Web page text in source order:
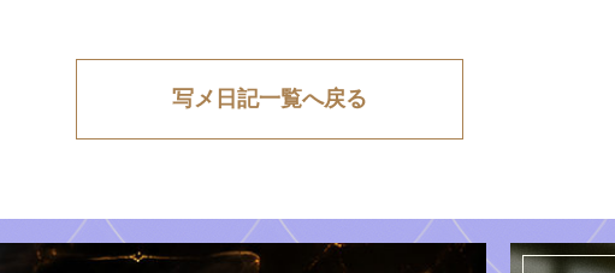
写メ日記一覧へ戻る